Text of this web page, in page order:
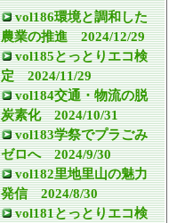
vol186環境と調和した
農業の推進 2024/12/29
vol185とっとりエコ検
定 2024/11/29
vol184交通・物流の脱
炭素化 2024/10/31
vol183学祭でプラごみ
ゼロへ 2024/9/30
vol182里地里山の魅力
発信 2024/8/30
vol181とっとりエコ検